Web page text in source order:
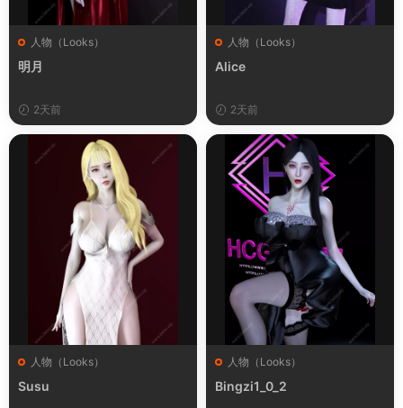
人物（Looks）
明月
2天前
人物（Looks）
Alice
2天前
人物（Looks）
Susu
人物（Looks）
Bingzi1_0_2